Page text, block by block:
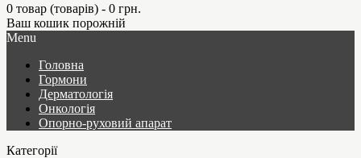
0 товар (товарів) - 0 грн.
Ваш кошик порожній
Menu
Головна
Гормони
Дерматологія
Онкологія
Опорно-руховий апарат
Категорії